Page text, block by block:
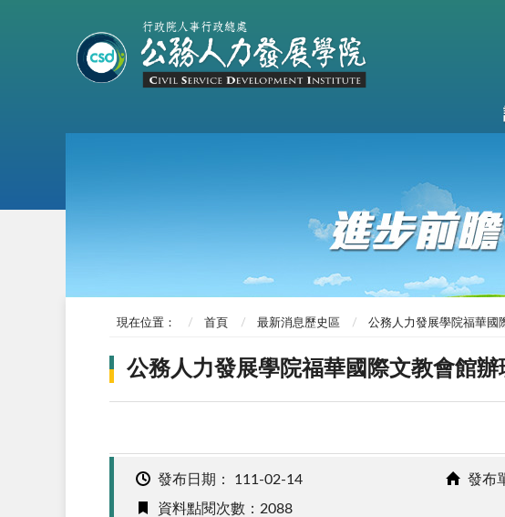
現在位置： 首頁 最新消息歷史區 公務人力發展學院福華國
公務人力發展學院福華國際文教會館
發布日期： 111-02-14 發布
資料點閱次數：2088